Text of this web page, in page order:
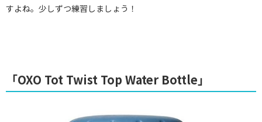
すよね。少しずつ練習しましょう！
「OXO Tot Twist Top Water Bottle」